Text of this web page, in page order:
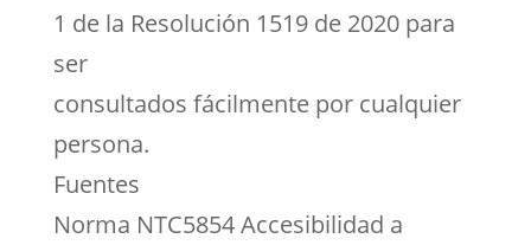
1 de la Resolución 1519 de 2020 para
ser
consultados fácilmente por cualquier
persona.
Fuentes
Norma NTC5854 Accesibilidad a